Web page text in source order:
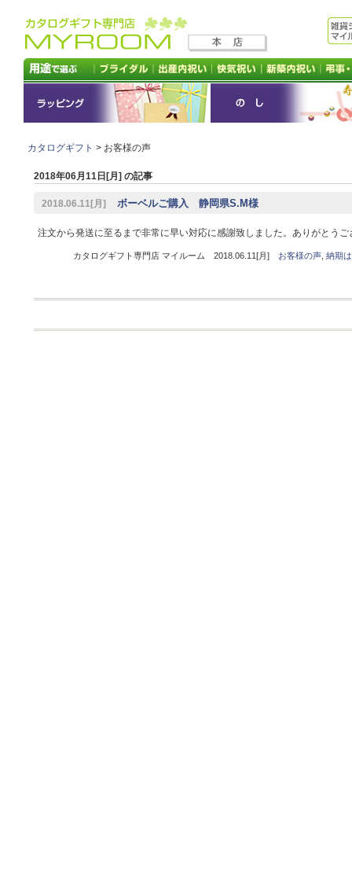
カタログギフト > お客様の声
2018年06月11日[月] の記事
2018.06.11[月] ボーベルご購入 静岡県S.M様
注文から発送に至るまで非常に早い対応に感謝致しました。ありがとうご
カタログギフト専門店 マイルーム 2018.06.11[月] お客様の声, 納期